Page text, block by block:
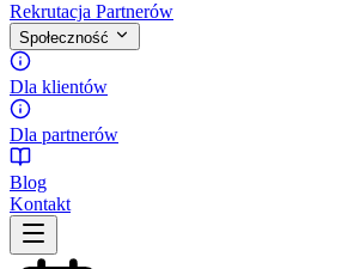
Rekrutacja Partnerów
Społeczność
Dla klientów
Dla partnerów
Blog
Kontakt